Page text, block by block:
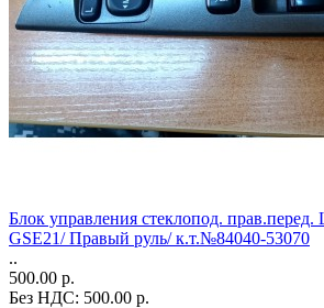
Блок управления стеклопод. прав.перед.
GSE21/ Правый руль/ к.т.№84040-53070
..
500.00 р.
Без НДС: 500.00 р.